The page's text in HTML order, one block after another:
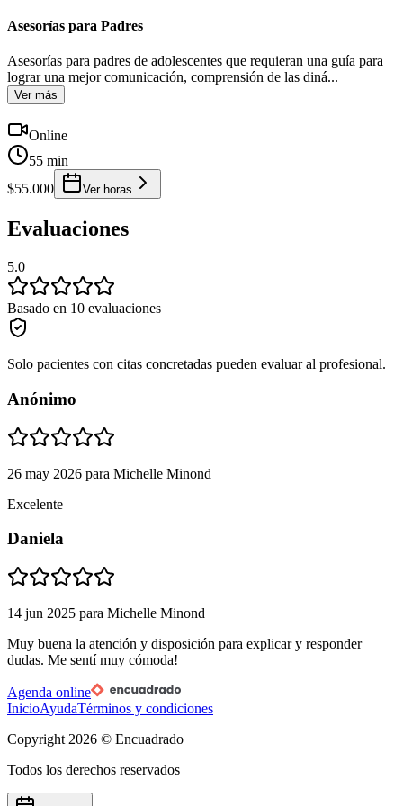
Asesorías para Padres
Asesorías para padres de adolescentes que requieran una guía para
lograr una mejor comunicación, comprensión de las diná...
Ver más
Online
55 min
$55.000
Ver horas
Evaluaciones
5.0
Basado en 10 evaluaciones
Solo pacientes con citas concretadas pueden evaluar al profesional.
Anónimo
26 may 2026 para Michelle Minond
Excelente
Daniela
14 jun 2025 para Michelle Minond
Muy buena la atención y disposición para explicar y responder
dudas. Me sentí muy cómoda!
Agenda online
InicioAyudaTérminos y condiciones
Copyright 2026 © Encuadrado
Todos los derechos reservados